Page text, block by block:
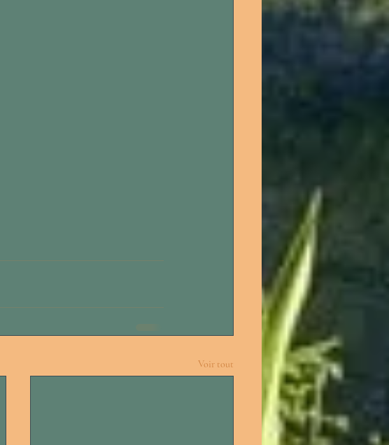
Voir tout